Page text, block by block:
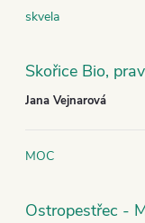
skvela
Jana Vejnarová
MOC